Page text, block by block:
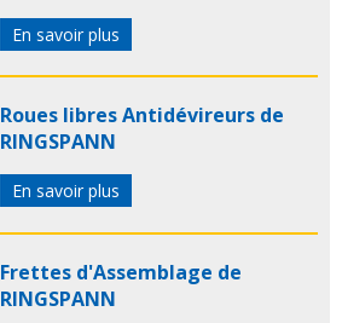
En savoir plus
Roues libres Antidévireurs de
RINGSPANN
En savoir plus
Frettes d'Assemblage de
RINGSPANN